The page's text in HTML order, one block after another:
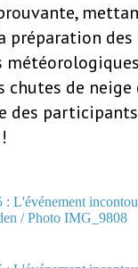
préparation
de
des